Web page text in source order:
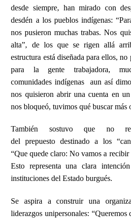
desde siempre, han mirado con
desdén a los pueblos indígenas:
nos pusieron muchas trabas. Nos
alta”, de los que se rigen allá
estructura está diseñada para ellos,
para la gente trabajadora,
comunidadesindígenas aun así
nos quisieron abrir una cuenta en
nos bloqueó, tuvimos qué buscar más
También sostuvo que no
delprepuesto destinado a los
“Que quede claro: No vamos a
Esto representa una clara
instituciones del Estado burgués.
Se aspira a construir una
liderazgos unipersonales: “Queremos